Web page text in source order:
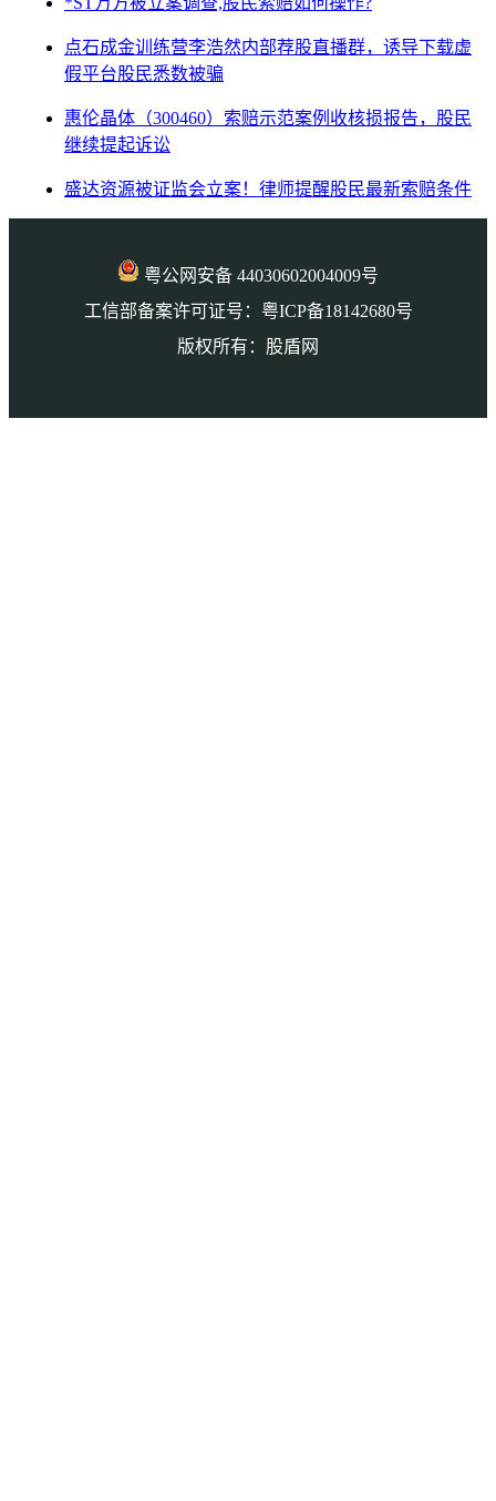
点石成金训练营李浩然内部荐股直播群，诱导下载虚
假平台股民悉数被骗
惠伦晶体（300460）索赔示范案例收核损报告，股民
继续提起诉讼
盛达资源被证监会立案！律师提醒股民最新索赔条件
粤公网安备 44030602004009号
工信部备案许可证号：粤ICP备18142680号
版权所有：股盾网